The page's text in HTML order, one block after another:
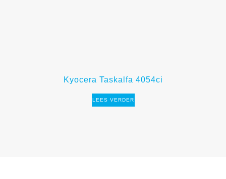
Kyocera Taskalfa 4054ci
LEES VERDER